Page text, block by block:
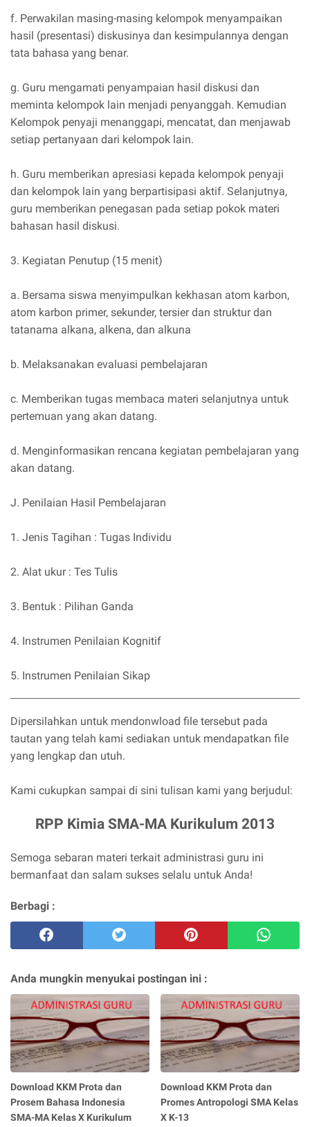
f. Perwakilan masing-masing kelompok menyampaikan
hasil (presentasi) diskusinya dan kesimpulannya dengan
tata bahasa yang benar.
g. Guru mengamati penyampaian hasil diskusi dan
meminta kelompok lain menjadi penyanggah. Kemudian
Kelompok penyaji menanggapi, mencatat, dan menjawab
setiap pertanyaan dari kelompok lain.
h. Guru memberikan apresiasi kepada kelompok penyaji
dan kelompok lain yang berpartisipasi aktif. Selanjutnya,
guru memberikan penegasan pada setiap pokok materi
bahasan hasil diskusi.
3. Kegiatan Penutup (15 menit)
a. Bersama siswa menyimpulkan kekhasan atom karbon,
atom karbon primer, sekunder, tersier dan struktur dan
tatanama alkana, alkena, dan alkuna
b. Melaksanakan evaluasi pembelajaran
c. Memberikan tugas membaca materi selanjutnya untuk
pertemuan yang akan datang.
d. Menginformasikan rencana kegiatan pembelajaran yang
akan datang.
J. Penilaian Hasil Pembelajaran
1. Jenis Tagihan : Tugas Individu
2. Alat ukur : Tes Tulis
3. Bentuk : Pilihan Ganda
4. Instrumen Penilaian Kognitif
5. Instrumen Penilaian Sikap
Dipersilahkan untuk mendonwload file tersebut pada
tautan yang telah kami sediakan untuk mendapatkan file
yang lengkap dan utuh.
Kami cukupkan sampai di sini tulisan kami yang berjudul:
RPP Kimia SMA-MA Kurikulum 2013
Semoga sebaran materi terkait administrasi guru ini
bermanfaat dan salam sukses selalu untuk Anda!
Berbagi :
Anda mungkin menyukai postingan ini :
Download KKM Prota dan
Prosem Bahasa Indonesia
SMA-MA Kelas X Kurikulum
Download KKM Prota dan
Promes Antropologi SMA Kelas
X K-13